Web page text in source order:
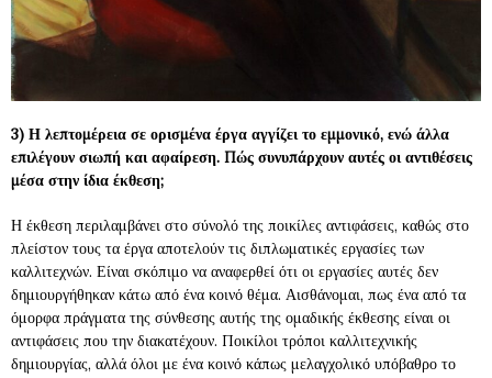
3) Η λεπτομέρεια σε ορισμένα έργα αγγίζει το εμμονικό, ενώ άλλα
επιλέγουν σιωπή και αφαίρεση. Πώς συνυπάρχουν αυτές οι αντιθέσεις
μέσα στην ίδια έκθεση;
Η έκθεση περιλαμβάνει στο σύνολό της ποικίλες αντιφάσεις, καθώς στο
πλείστον τους τα έργα αποτελούν τις διπλωματικές εργασίες των
καλλιτεχνών. Είναι σκόπιμο να αναφερθεί ότι οι εργασίες αυτές δεν
δημιουργήθηκαν κάτω από ένα κοινό θέμα. Αισθάνομαι, πως ένα από τα
όμορφα πράγματα της σύνθεσης αυτής της ομαδικής έκθεσης είναι οι
αντιφάσεις που την διακατέχουν. Ποικίλοι τρόποι καλλιτεχνικής
δημιουργίας, αλλά όλοι με ένα κοινό κάπως μελαγχολικό υπόβαθρο το